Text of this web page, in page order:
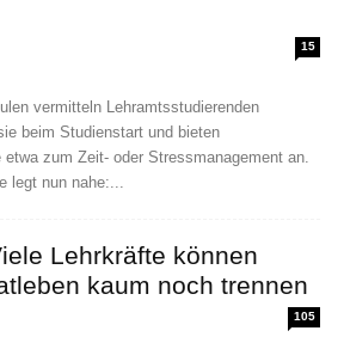
15
vermitteln Lehramtsstudierenden
beim Studienstart und bieten
etwa zum Zeit- oder Stressmanagement an.
legt nun nahe:...
Lehrkräfte können
kaum noch trennen
105